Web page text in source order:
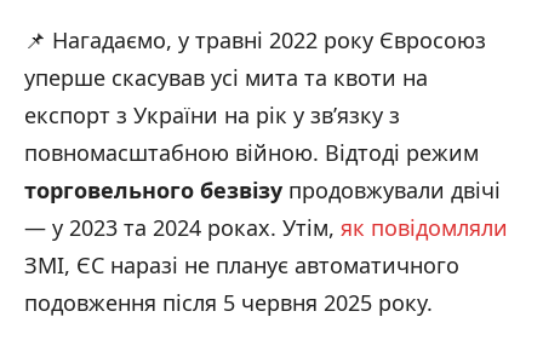
📌 Нагадаємо, у травні 2022 року Євросоюз
уперше скасував усі мита та квоти на
експорт з України на рік у зв’язку з
повномасштабною війною. Відтоді режим
торговельного безвізу продовжували двічі
— у 2023 та 2024 роках. Утім, як повідомляли
ЗМІ, ЄС наразі не планує автоматичного
подовження після 5 червня 2025 року.